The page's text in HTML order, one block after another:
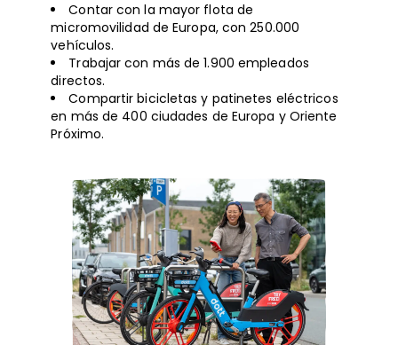
Contar con la mayor flota de
micromovilidad de Europa, con 250.000
vehículos.
Trabajar con más de 1.900 empleados
directos.
Compartir bicicletas y patinetes eléctricos
en más de 400 ciudades de Europa y Oriente
Próximo.